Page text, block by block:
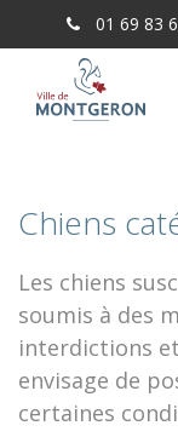
01 69 83
Chiens
Les chiens
soumis à des
interdictions
envisage de
certaines